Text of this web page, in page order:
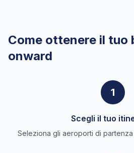
Come ottenere il tuo
onward
1
Scegli il tuo
Seleziona gli aeroporti di